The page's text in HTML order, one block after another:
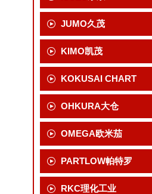
JUMO久茂
KIMO凯茂
KOKUSAI CHART
OHKURA大仓
OMEGA欧米茄
PARTLOW帕特罗
RKC理化工业